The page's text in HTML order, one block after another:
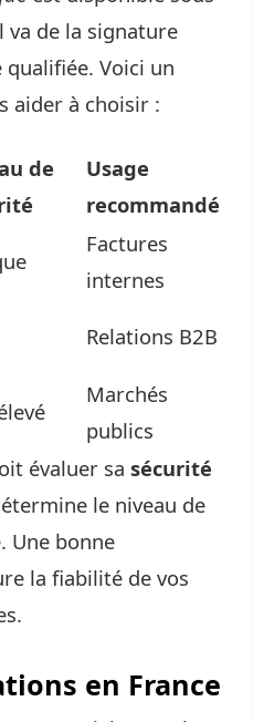
de la signature
Voici un
aider à choisir :
de
Usage
recommandé
Factures
internes
Relations B2B
Marchés
publics
évaluer sa sécurité
le niveau de
Une bonne
la fiabilité de vos
en France